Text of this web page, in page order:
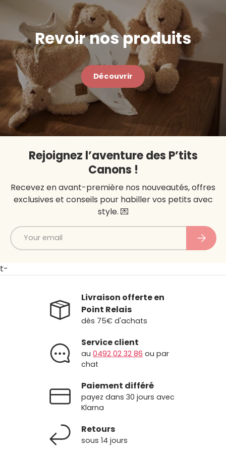
haute température.
Pay, Google Pay et Klarna
Toutes les transactions sont sécurisées.
Revoir nos produits
Découvrir
Rejoignez l’aventure des P’tits
Canons !
Recevez en avant-première nos nouveautés, offres
exclusives et conseils pour habiller vos petits avec
style. 💌
Email
t-
Livraison offerte en
Point Relais
dès 75€ d'achats
Service client
au 0492 02 32 86 ou par
chat
Paiement différé
payez dans 30 jours avec
Klarna
Retours
sous 14 jours